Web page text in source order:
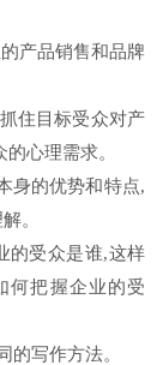
产品销售和品牌
住目标受众对产
心理需求。
身的优势和特点,
。
的受众是谁,这样
何把握企业的受
的写作方法。